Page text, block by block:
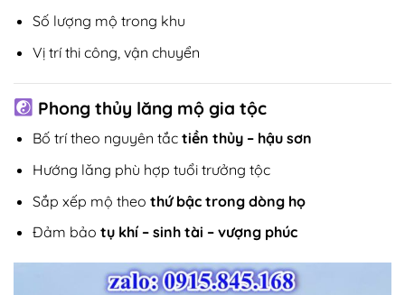
Số lượng mộ trong khu
Vị trí thi công, vận chuyển
Phong thủy lăng mộ gia tộc
Bố trí theo nguyên tắc tiền thủy – hậu sơn
Hướng lăng phù hợp tuổi trưởng tộc
Sắp xếp mộ theo thứ bậc trong dòng họ
Đảm bảo tụ khí – sinh tài – vượng phúc